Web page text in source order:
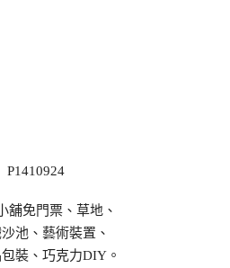
舖免門票、草地、
池、藝術裝置、
裝、巧克力DIY。